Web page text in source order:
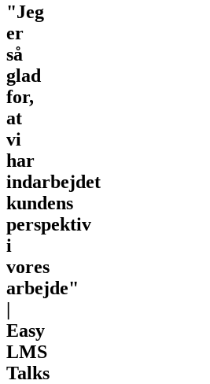
"Jeg
er
så
glad
for,
at
vi
har
indarbejdet
kundens
perspektiv
i
vores
arbejde"
|
Easy
LMS
Talks